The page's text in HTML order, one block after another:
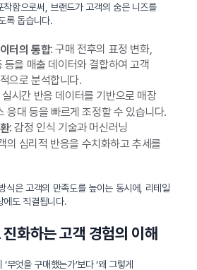
착함으로써, 브랜드가 고객의 숨은 니즈를
록 돕습니다.
터의 통합: 구매 전후의 표정 변화,
등을 매출 데이터와 결합하여 고객
으로 분석합니다.
실시간 반응 데이터를 기반으로 매장
응대 등을 빠르게 조정할 수 있습니다.
: 감정 인식 기술과 머신러닝
의 심리적 반응을 수치화하고 추세를
식은 고객의 만족도를 높이는 동시에, 리테일
에도 직결됩니다.
화하는 고객 경험의 이해
‘무엇을 구매했는가’보다 ‘왜 그렇게